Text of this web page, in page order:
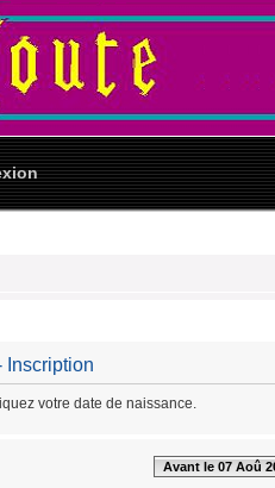
Inscription
votre date de naissance.
Avant le 07 Aoû